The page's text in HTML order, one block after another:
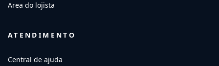
Area do lojista
ATENDIMENTO
Central de ajuda